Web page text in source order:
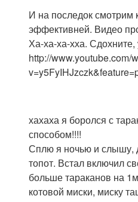
И на последок смотрим
эффективней. Видео
Ха-ха-ха-хха. Сдохните,
http://www.youtube.com/
хахаха я боролся с
способом!!!!
Сплю я ночью и слышу,
топот. Встал включил
больше тараканов на
котовой миски, миску